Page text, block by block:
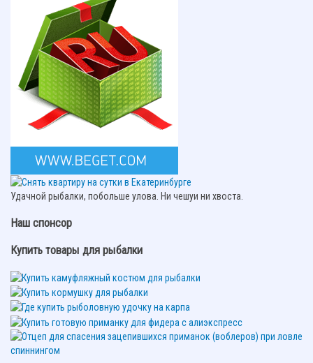
Удачной рыбалки, побольше улова. Ни чешуи ни хвоста.
Наш спонсор
Купить товары для рыбалки